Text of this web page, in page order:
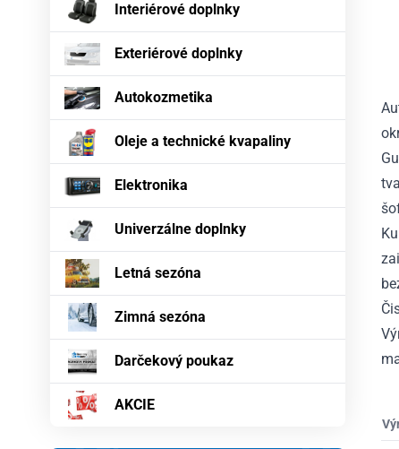
Interiérové doplnky
Exteriérové doplnky
Autokozmetika
Oleje a technické kvapaliny
Elektronika
Univerzálne doplnky
Letná sezóna
Zimná sezóna
Darčekový poukaz
AKCIE